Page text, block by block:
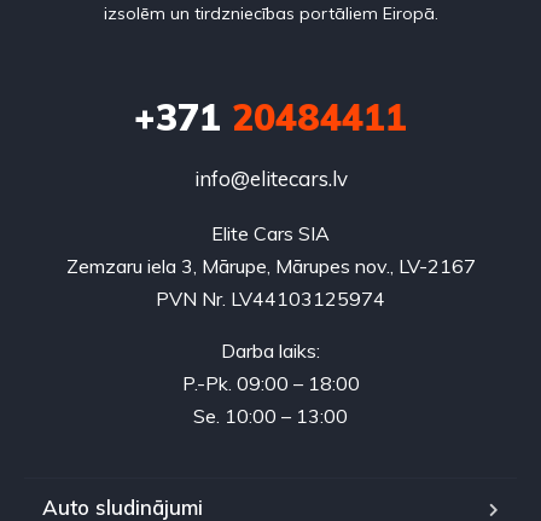
izsolēm un tirdzniecības portāliem Eiropā.
+371 20484411
info@elitecars.lv
Elite Cars SIA
Zemzaru iela 3, Mārupe, Mārupes nov., LV-2167
PVN Nr. LV44103125974
Darba laiks:
P.-Pk. 09:00 – 18:00
Se. 10:00 – 13:00
Auto sludinājumi